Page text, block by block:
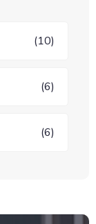
(10)
(6)
(6)